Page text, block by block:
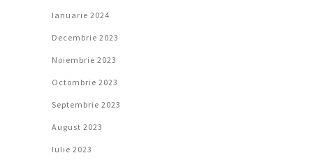
Ianuarie 2024
Decembrie 2023
Noiembrie 2023
Octombrie 2023
Septembrie 2023
August 2023
Iulie 2023